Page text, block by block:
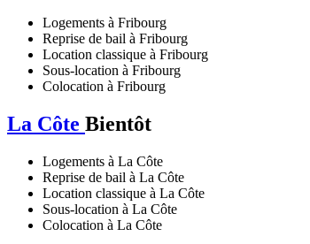
Logements à Fribourg
Reprise de bail à Fribourg
Location classique à Fribourg
Sous-location à Fribourg
Colocation à Fribourg
La Côte Bientôt
Logements à La Côte
Reprise de bail à La Côte
Location classique à La Côte
Sous-location à La Côte
Colocation à La Côte